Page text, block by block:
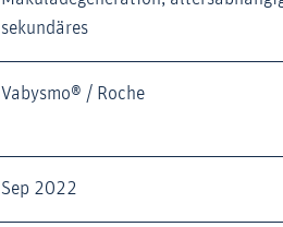
sekundäres
Vabysmo® / Roche
Sep 2022